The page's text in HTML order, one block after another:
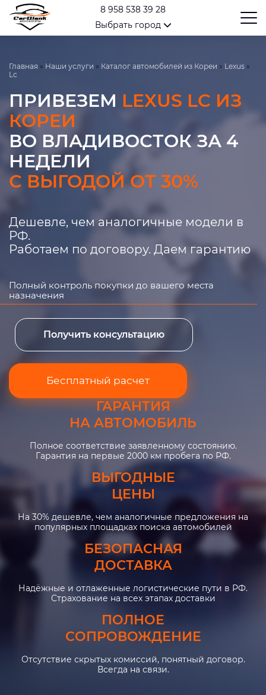
8 958 538 39 28
Выбрать город
Главная » Наши услуги » Каталог автомобилей из Кореи » Lexus »
Lc
ПРИВЕЗЕМ LEXUS LC ИЗ
КОРЕИ
ВО ВЛАДИВОСТОК ЗА 4
НЕДЕЛИ
С ВЫГОДОЙ ОТ 30%
Дешевле, чем аналогичные модели в
РФ.
Работаем по договору. Даем гарантию
Полный контроль покупки до вашего места
назначения
Получить консультацию
Бесплатный расчет
ГАРАНТИЯ
НА АВТОМОБИЛЬ
Полное соответствие заявленному состоянию.
Гарантия на первые 2000 км пробега по РФ.
ВЫГОДНЫЕ
ЦЕНЫ
На 30% дешевле, чем аналогичные предложения на
популярных площадках поиска автомобилей
БЕЗОПАСНАЯ
ДОСТАВКА
Надёжные и отлаженные логистические пути в РФ.
Страхование на всех этапах доставки
ПОЛНОЕ
СОПРОВОЖДЕНИЕ
Отсутствие скрытых комиссий, понятный договор.
Всегда на связи.